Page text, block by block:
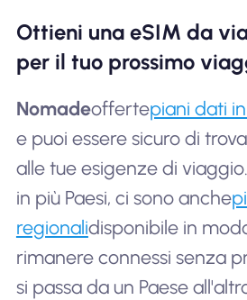
Ottieni una eSIM da
per il tuo prossimo
Nomadeoffertepiani dati
e puoi essere sicuro di
alle tue esigenze di
in più Paesi, ci sono anche
regionalidisponibile in
rimanere connessi senza
si passa da un Paese